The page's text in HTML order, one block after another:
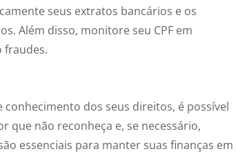
seus extratos bancários e os
Além disso, monitore seu CPF em
fraudes.
dos seus direitos, é possível
que não reconheça e, se necessário,
essenciais para manter suas finanças em